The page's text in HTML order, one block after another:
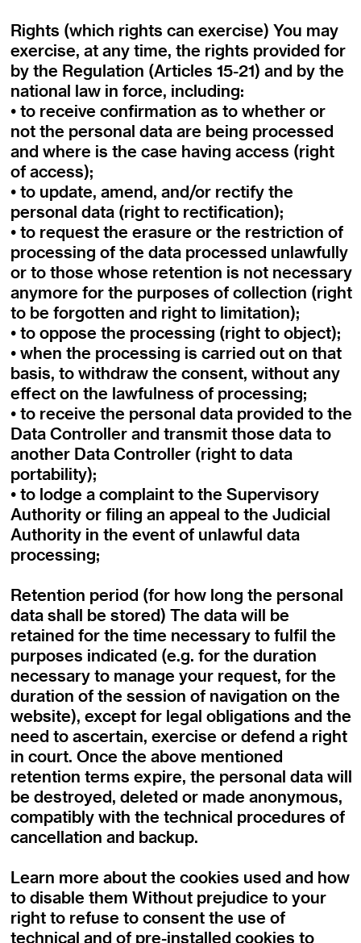
Rights (which rights can exercise) You may
exercise, at any time, the rights provided for
by the Regulation (Articles 15-21) and by the
national law in force, including:
• to receive confirmation as to whether or
not the personal data are being processed
and where is the case having access (right
of access);
• to update, amend, and/or rectify the
personal data (right to rectification);
• to request the erasure or the restriction of
processing of the data processed unlawfully
or to those whose retention is not necessary
anymore for the purposes of collection (right
to be forgotten and right to limitation);
• to oppose the processing (right to object);
• when the processing is carried out on that
basis, to withdraw the consent, without any
effect on the lawfulness of processing;
• to receive the personal data provided to the
Data Controller and transmit those data to
another Data Controller (right to data
portability);
• to lodge a complaint to the Supervisory
Authority or filing an appeal to the Judicial
Authority in the event of unlawful data
processing;
Retention period (for how long the personal
data shall be stored) The data will be
retained for the time necessary to fulfil the
purposes indicated (e.g. for the duration
necessary to manage your request, for the
duration of the session of navigation on the
website), except for legal obligations and the
need to ascertain, exercise or defend a right
in court. Once the above mentioned
retention terms expire, the personal data will
be destroyed, deleted or made anonymous,
compatibly with the technical procedures of
cancellation and backup.
Learn more about the cookies used and how
to disable them Without prejudice to your
right to refuse to consent the use of
technical and of pre-installed cookies to